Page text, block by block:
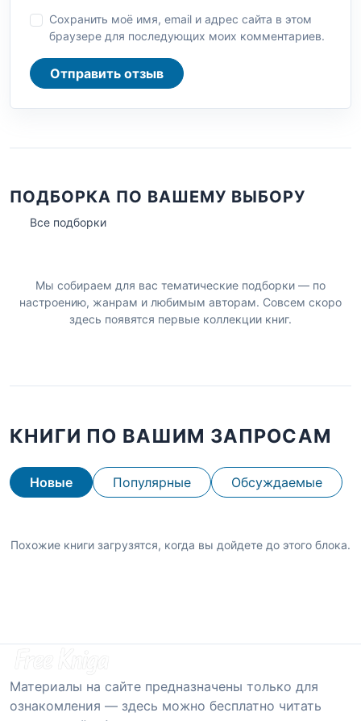
Сохранить моё имя, email и адрес сайта в этом
браузере для последующих моих комментариев.
Отправить отзыв
ПОДБОРКА ПО ВАШЕМУ ВЫБОРУ
Все подборки
Мы собираем для вас тематические подборки — по
настроению, жанрам и любимым авторам. Совсем скоро
здесь появятся первые коллекции книг.
КНИГИ ПО ВАШИМ ЗАПРОСАМ
Новые Популярные Обсуждаемые
Похожие книги загрузятся, когда вы дойдете до этого блока.
Материалы на сайте предназначены только для
ознакомления — здесь можно бесплатно читать